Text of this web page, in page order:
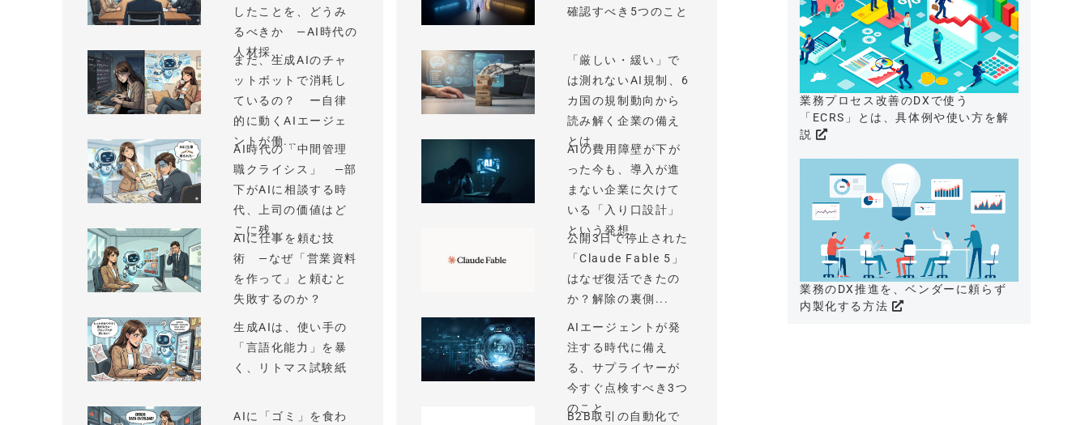
したことを、どうみ
るべきか —AI時代の
人材採...
まだ、生成AIのチャ
ットボットで消耗し
ているの？ ー自律
的に動くAIエージェ
ントが働...
AI時代の「中間管理
職クライシス」 —部
下がAIに相談する時
代、上司の価値はど
こに残...
AIに仕事を頼む技
術 —なぜ「営業資料
を作って」と頼むと
失敗するのか？
生成AIは、使い手の
「言語化能力」を暴
く、リトマス試験紙
AIに「ゴミ」を食わ
確認すべき5つのこと
「厳しい・緩い」で
は測れないAI規制、6
カ国の規制動向から
読み解く企業の備え
とは
AIの費用障壁が下が
った今も、導入が進
まない企業に欠けて
いる「入り口設計」
という発想
公開3日で停止された
「Claude Fable 5」
はなぜ復活できたの
か？解除の裏側...
AIエージェントが発
注する時代に備え
る、サプライヤーが
今すぐ点検すべき3つ
のこと
B2B取引の自動化で
業務プロセス改善のDXで使う
「ECRS」とは、具体例や使い方を解
説
業務のDX推進を、ベンダーに頼らず
内製化する方法